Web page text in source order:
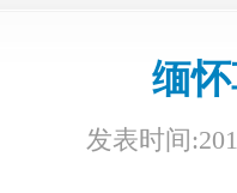
缅
发表时间